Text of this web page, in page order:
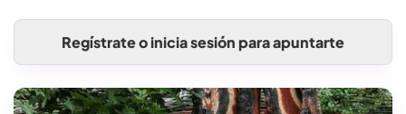
Regístrate o inicia sesión para apuntarte